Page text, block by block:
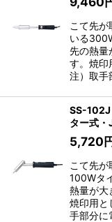
こて先
いる
先の熱量
す。焼印
注）取手
SS-102J
ター式・
5,720
こて先
100Wタ
熱量が大
焼印用と
手部分に